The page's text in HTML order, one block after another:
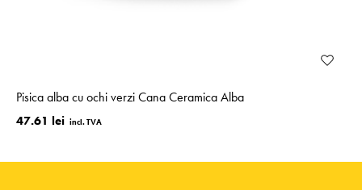
Pisica alba cu ochi verzi Cana Ceramica Alba
47.61 lei